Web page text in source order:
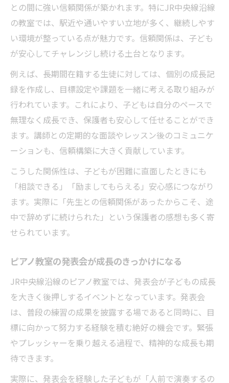
との間に強い信頼関係が築かれます。特にJR中央線沿線
の教室では、駅近や通いやすい立地が多く、継続しやす
い環境が整っている点が魅力です。信頼関係は、子ども
が安心してチャレンジし続ける土台となります。
例えば、長期間在籍する生徒に対しては、個別の成長記
録を作成し、目標設定や課題を一緒に考える取り組みが
行われています。これにより、子どもは自分のペースで
無理なく成長でき、保護者も安心して任せることができ
ます。講師との定期的な面談やレッスン後のコミュニケ
ーションも、信頼構築に大きく貢献しています。
こうした関係性は、子どもが困難に直面したときにも
「相談できる」「励ましてもらえる」安心感につながり
ます。実際に「先生との信頼関係があったからこそ、途
中で辞めずに続けられた」という保護者の感想も多く寄
せられています。
ピアノ教室の発表会が成長のきっかけになる
JR中央線沿線のピアノ教室では、発表会が子どもの成長
を大きく後押しするイベントとなっています。発表会
は、普段の練習の成果を披露する場であると同時に、目
標に向かって努力する経験を積む絶好の機会です。緊張
やプレッシャーを乗り越える過程で、精神的な成長も期
待できます。
実際に、発表会を経験した子どもが「人前で演奏するの